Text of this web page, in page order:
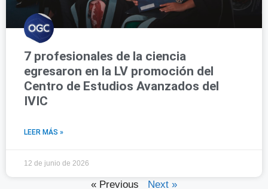
7 profesionales de la ciencia
egresaron en la LV promoción del
Centro de Estudios Avanzados del
IVIC
LEER MÁS »
12 de junio de 2026
« Previous Next »